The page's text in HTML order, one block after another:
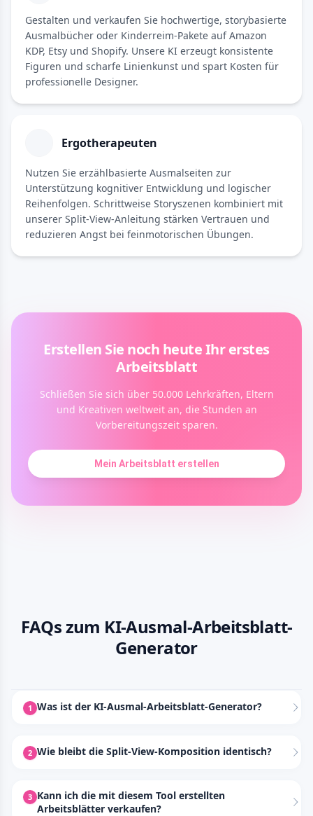
Gestalten und verkaufen Sie hochwertige, storybasierte
Ausmalbücher oder Kinderreim-Pakete auf Amazon
KDP, Etsy und Shopify. Unsere KI erzeugt konsistente
Figuren und scharfe Linienkunst und spart Kosten für
professionelle Designer.
Ergotherapeuten
Nutzen Sie erzählbasierte Ausmalseiten zur
Unterstützung kognitiver Entwicklung und logischer
Reihenfolgen. Schrittweise Storyszenen kombiniert mit
unserer Split-View-Anleitung stärken Vertrauen und
reduzieren Angst bei feinmotorischen Übungen.
Erstellen Sie noch heute Ihr erstes
Arbeitsblatt
Schließen Sie sich über 50.000 Lehrkräften, Eltern
und Kreativen weltweit an, die Stunden an
Vorbereitungszeit sparen.
Mein Arbeitsblatt erstellen
FAQs zum KI-Ausmal-Arbeitsblatt-
Generator
1 Was ist der KI-Ausmal-Arbeitsblatt-Generator?
2 Wie bleibt die Split-View-Komposition identisch?
3 Kann ich die mit diesem Tool erstellten
Arbeitsblätter verkaufen?